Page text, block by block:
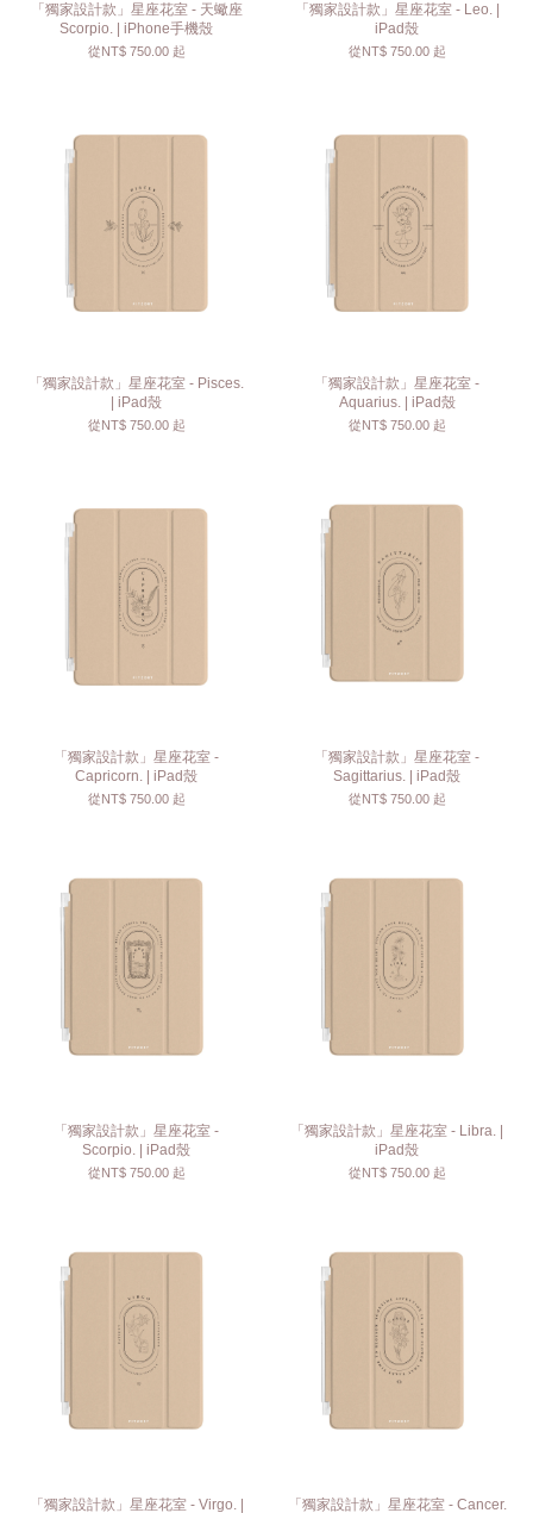
「獨家設計款」星座花室 - 天蠍座
Scorpio. | iPhone手機殼
從NT$ 750.00 起
「獨家設計款」星座花室 - Leo. |
iPad殼
從NT$ 750.00 起
「獨家設計款」星座花室 - Pisces.
| iPad殼
從NT$ 750.00 起
「獨家設計款」星座花室 -
Aquarius. | iPad殼
從NT$ 750.00 起
「獨家設計款」星座花室 -
Capricorn. | iPad殼
從NT$ 750.00 起
「獨家設計款」星座花室 -
Sagittarius. | iPad殼
從NT$ 750.00 起
「獨家設計款」星座花室 -
Scorpio. | iPad殼
從NT$ 750.00 起
「獨家設計款」星座花室 - Libra. |
iPad殼
從NT$ 750.00 起
「獨家設計款」星座花室 - Virgo. |
「獨家設計款」星座花室 - Cancer.